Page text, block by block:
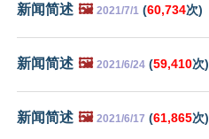
新闻简述 🖼️ 2021/7/1 (60,734次)
新闻简述 🖼️ 2021/6/24 (59,410次)
新闻简述 🖼️ 2021/6/17 (61,865次)